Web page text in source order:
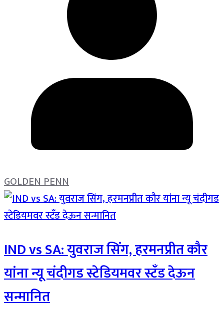
GOLDEN PENN
IND vs SA: युवराज सिंग, हरमनप्रीत कौर
यांना न्यू चंदीगड स्टेडियमवर स्टँड देऊन
सन्मानित